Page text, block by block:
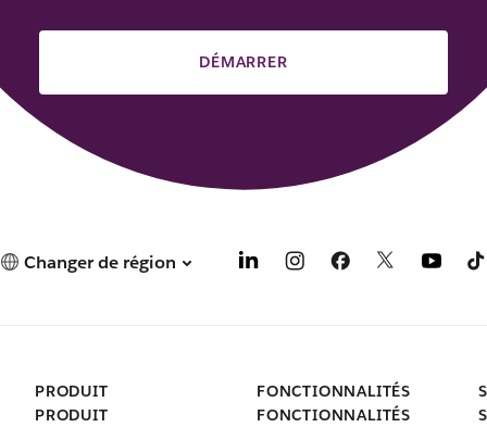
DÉMARRER
Changer de région
PRODUIT
PRODUIT
FONCTIONNALITÉS
FONCTIONNALITÉS